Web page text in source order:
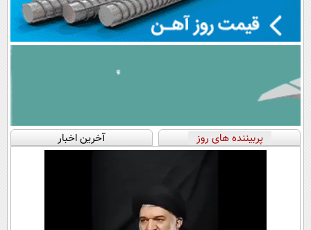
پربیننده های روز آخرین اخبار